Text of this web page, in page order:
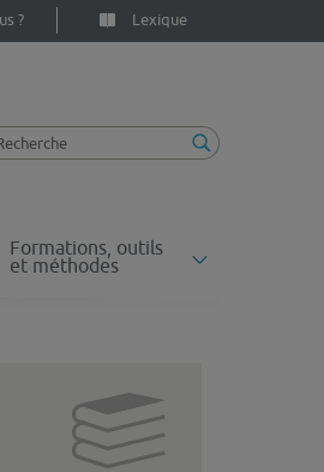
Lexique
?
Formations, outils
et méthodes